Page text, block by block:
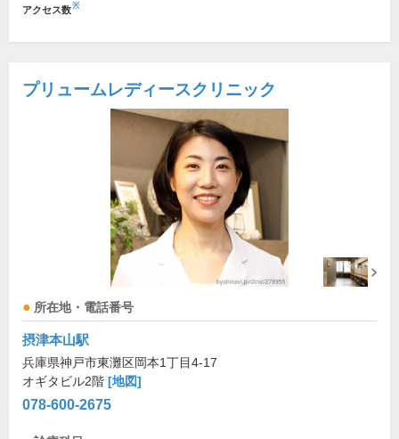
アクセス数※
プリュームレディースクリニック
所在地・電話番号
摂津本山駅
兵庫県神戸市東灘区岡本1丁目4-17
オギタビル2階 [地図]
078-600-2675